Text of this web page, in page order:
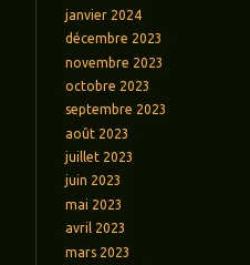
janvier 2024
décembre 2023
novembre 2023
octobre 2023
septembre 2023
août 2023
juillet 2023
juin 2023
mai 2023
avril 2023
mars 2023